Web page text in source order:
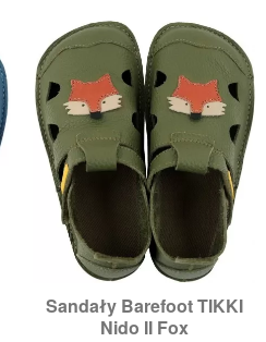
Sandały Barefoot TIKKI
Nido II Fox